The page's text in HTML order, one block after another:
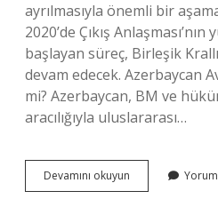
ayrılmasıyla önemli bir
2020’de Çıkış
başlayan süreç, Birleşik
devam edecek. Azerbaycan
mi? Azerbaycan, BM ve
aracılığıyla uluslararası…
Devamını okuyun
Avrupa